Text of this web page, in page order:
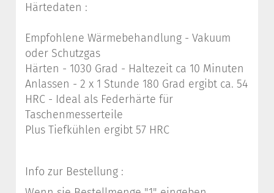
Härtedaten :
Empfohlene Wärmebehandlung - Vakuum
oder Schutzgas
Härten - 1030 Grad - Haltezeit ca 10 Minuten
Anlassen - 2 x 1 Stunde 180 Grad ergibt ca. 54
HRC - Ideal als Federhärte für
Taschenmesserteile
Plus Tiefkühlen ergibt 57 HRC
Info zur Bestellung :